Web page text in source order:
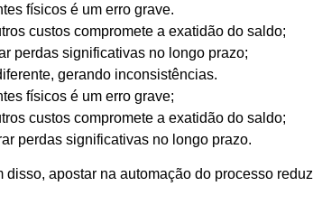
físicos é um erro grave.
custos compromete a exatidão do saldo;
perdas significativas no longo prazo;
gerando inconsistências.
físicos é um erro grave;
custos compromete a exatidão do saldo;
perdas significativas no longo prazo.
apostar na automação do processo reduz